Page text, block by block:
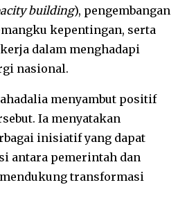
building), pengembangan
kepentingan, serta
dalam menghadapi
nasional.
menyambut positif
Ia menyatakan
inisiatif yang dapat
antara pemerintah dan
transformasi